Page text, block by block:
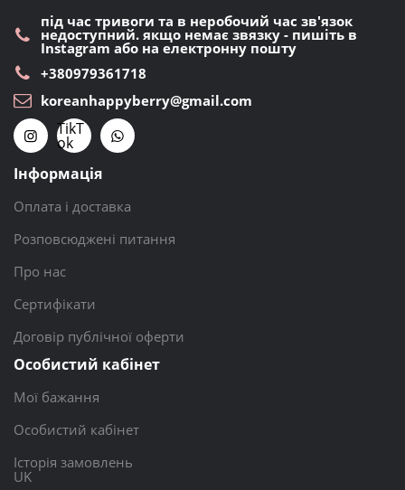
під час тривоги та в неробочий час зв'язок
недоступний. якщо немає звязку - пишіть в
Instagram або на електронну пошту
+380979361718
koreanhappyberry@gmail.com
TikT
ok
Інформація
Оплата і доставка
Розповсюджені питання
Про нас
Сертифікати
Договір публічної оферти
Особистий кабінет
Мої бажання
Особистий кабінет
Історія замовлень
UK